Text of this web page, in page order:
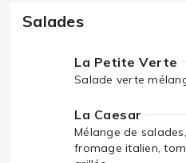
Salades
La Petite Verte
Salade verte
La Caesar
Mélange de
fromage italien,